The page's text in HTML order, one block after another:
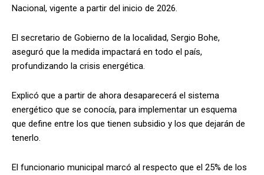
Nacional, vigente a partir del inicio de 2026.
El secretario de Gobierno de la localidad, Sergio Bohe,
aseguró que la medida impactará en todo el país,
profundizando la crisis energética.
Explicó que a partir de ahora desaparecerá el sistema
energético que se conocía, para implementar un esquema
que define entre los que tienen subsidio y los que dejarán de
tenerlo.
El funcionario municipal marcó al respecto que el 25% de los